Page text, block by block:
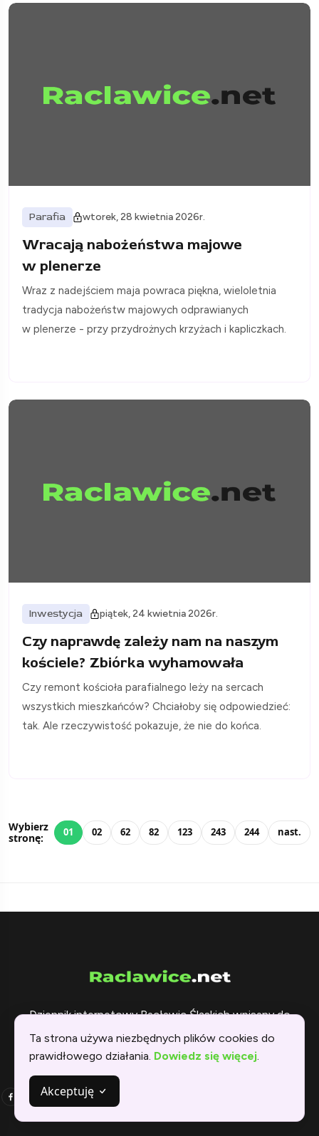
Parafia wtorek, 28 kwietnia 2026r.
Wracają nabożeństwa majowe
w plenerze
Wraz z nadejściem maja powraca piękna, wieloletnia
tradycja nabożeństw majowych odprawianych
w plenerze - przy przydrożnych krzyżach i kapliczkach.
Inwestycja piątek, 24 kwietnia 2026r.
Czy naprawdę zależy nam na naszym
kościele? Zbiórka wyhamowała
Czy remont kościoła parafialnego leży na sercach
wszystkich mieszkańców? Chciałoby się odpowiedzieć:
tak. Ale rzeczywistość pokazuje, że nie do końca.
Wybierz
stronę:
01 02 62 82 123 243 244 nast.
Dziennik internetowy Racławic Śląskich wpisany do
rejestru czasopism. Dostarczamy Wam sprawdzonych
i ciekawych informacji już od 2005 roku.
1900 obserwujących
Ta strona używa niezbędnych plików cookies do
prawidłowego działania. Dowiedz się więcej.
Akceptuję